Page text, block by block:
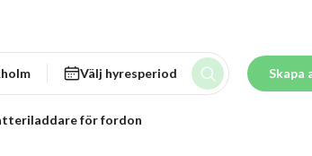
Välj hyresperiod Skapa
för fordon